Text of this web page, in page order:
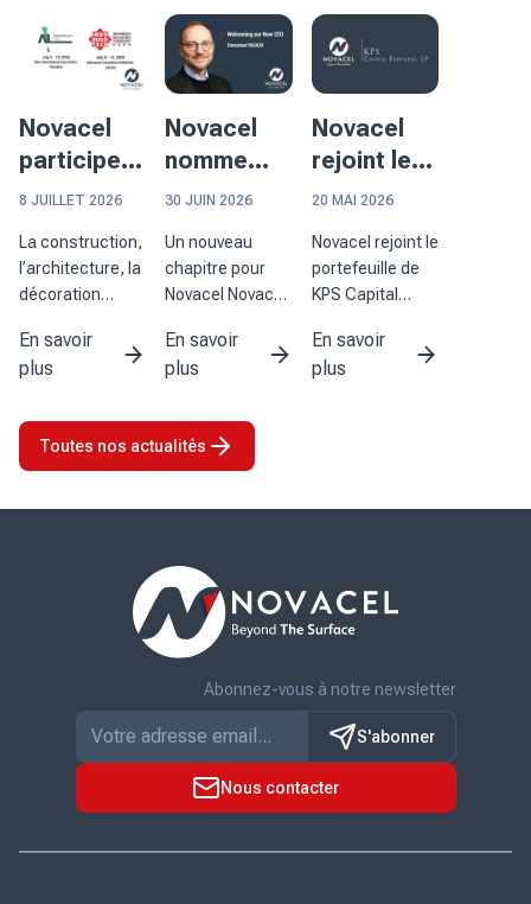
Novacel
participera
à deux
majeurs en
Asie
8 JUILLET 2026
La construction,
l’architecture, la
décoration
transformation
de l’aluminium
secteurs où la
qualité des
surfaces joue un
En savoir
plus
Novacel
nomme
Emmanuel
poste de
Président-
Général
30 JUIN 2026
Un nouveau
chapitre pour
Novacel Novacel
d’annoncer la
nomination
Rigaux au poste
de président-
directeur
arrivée marque
une ...
En savoir
plus
Novacel
rejoint le
portefeuille
Capital
Partners
20 MAI 2026
Novacel rejoint le
portefeuille de
KPS Capital
renforce ses
capacités au
investisseur
industriel et
En savoir
plus
Toutes nos actualités
Nous contacter
Abonnez-vous à notre newsletter
S'abonner